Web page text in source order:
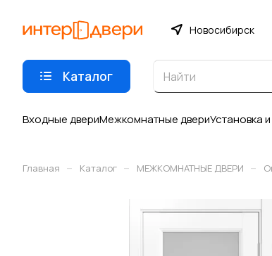
Новосибирск
Каталог
Входные двериМежкомнатные двериУстановка
Главная – Каталог – МЕЖКОМНАТНЫЕ ДВЕРИ –